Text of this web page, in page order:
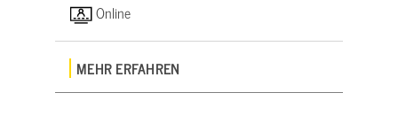
Online
MEHR ERFAHREN